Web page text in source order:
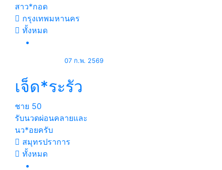
สาว*กอด
กรุงเทพมหานคร
ทั้งหมด
07 ก.พ. 2569
เจ็ด*ระรัว
ชาย 50
รับนวดผ่อนคลายและ
นว*อยครับ
สมุทรปราการ
ทั้งหมด